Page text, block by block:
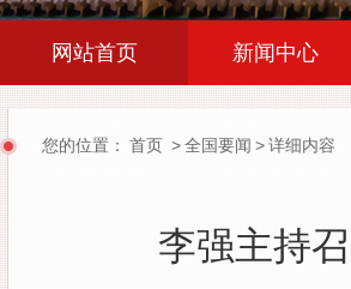
网站首页 新闻中心
您的位置： 首页 >全国要闻 >详细内容
李强主持